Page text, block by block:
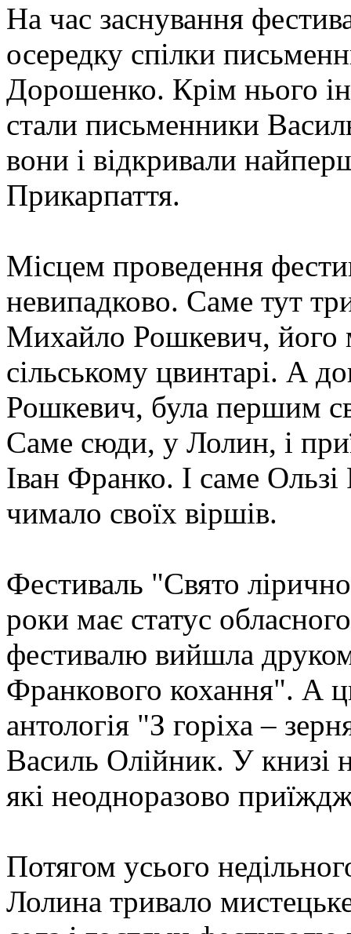
На час заснування
осередку спілки
Дорошенко. Крім нього
стали письменники
вони і відкривали
Прикарпаття.
Місцем проведення
невипадково. Саме тут
Михайло Рошкевич, його
сільському цвинтарі. А
Рошкевич, була першим
Саме сюди, у Лолин, і
Іван Франко. І саме
чимало своїх віршів.
Фестиваль "Свято
роки має статус
фестивалю вийшла
Франкового кохання". А
антологія "З горіха –
Василь Олійник. У книзі
які неодноразово
Потягом усього
Лолина тривало